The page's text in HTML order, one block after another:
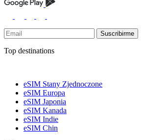
Suscribirme
Top destinations
eSIM Stany Zjednoczone
eSIM Europa
eSIM Japonia
eSIM Kanada
eSIM Indie
eSIM Chin